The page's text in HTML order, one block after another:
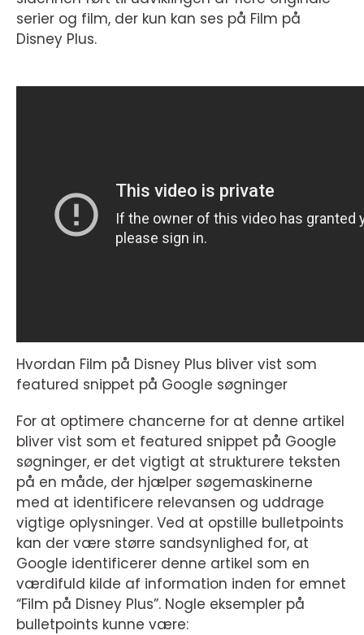
serier og film, der kun kan ses på Film på
Disney Plus.
Hvordan Film på Disney Plus bliver vist som
featured snippet på Google søgninger
For at optimere chancerne for at denne artikel
bliver vist som et featured snippet på Google
søgninger, er det vigtigt at strukturere teksten
på en måde, der hjælper søgemaskinerne
med at identificere relevansen og uddrage
vigtige oplysninger. Ved at opstille bulletpoints
kan der være større sandsynlighed for, at
Google identificerer denne artikel som en
værdifuld kilde af information inden for emnet
“Film på Disney Plus”. Nogle eksempler på
bulletpoints kunne være: